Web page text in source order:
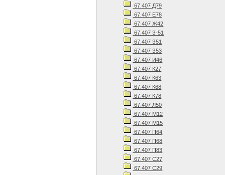
67.407 Д79
67.407 Е78
67.407 Ж42
67.407 З-51
67.407 З51
67.407 З53
67.407 И46
67.407 К27
67.407 К63
67.407 К68
67.407 К78
67.407 Л50
67.407 М12
67.407 М15
67.407 П64
67.407 П68
67.407 П83
67.407 С27
67.407 С29